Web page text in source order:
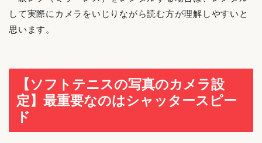
して実際にカメラをいじりながら読む方が理解しやすいと
思います。
【ソフトテニスの写真のカメラ設
定】最重要なのはシャッタースピー
ド